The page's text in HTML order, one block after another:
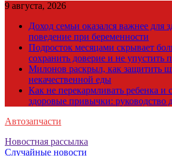
9 августа, 2026
Доход семьи оказался важнее для
поведение при беременности
Подросток месяцами скрывает
сохранить доверие и не упустить
Милонов раскрыл, как защитить
некачественной еды
Как не перекармливать ребенка и
здоровые привычки: руководство
Автозапчасти
Новостная рассылка
Случайные новости